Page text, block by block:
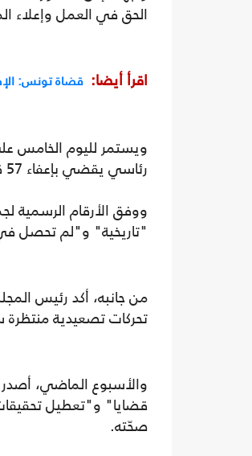
الحق في العمل وإعلاء
اقرأ أيضا: قضاة تونس:
ويستمر لليوم الخامس
رئاسي يقضي بإعفاء 57 قاضيا.
"تاريخية" و"لم تحصل
من جانبه، أكد رئيس
تحركات تصعيدية منتظرة
قضايا" و"تعطيل
صحّته.